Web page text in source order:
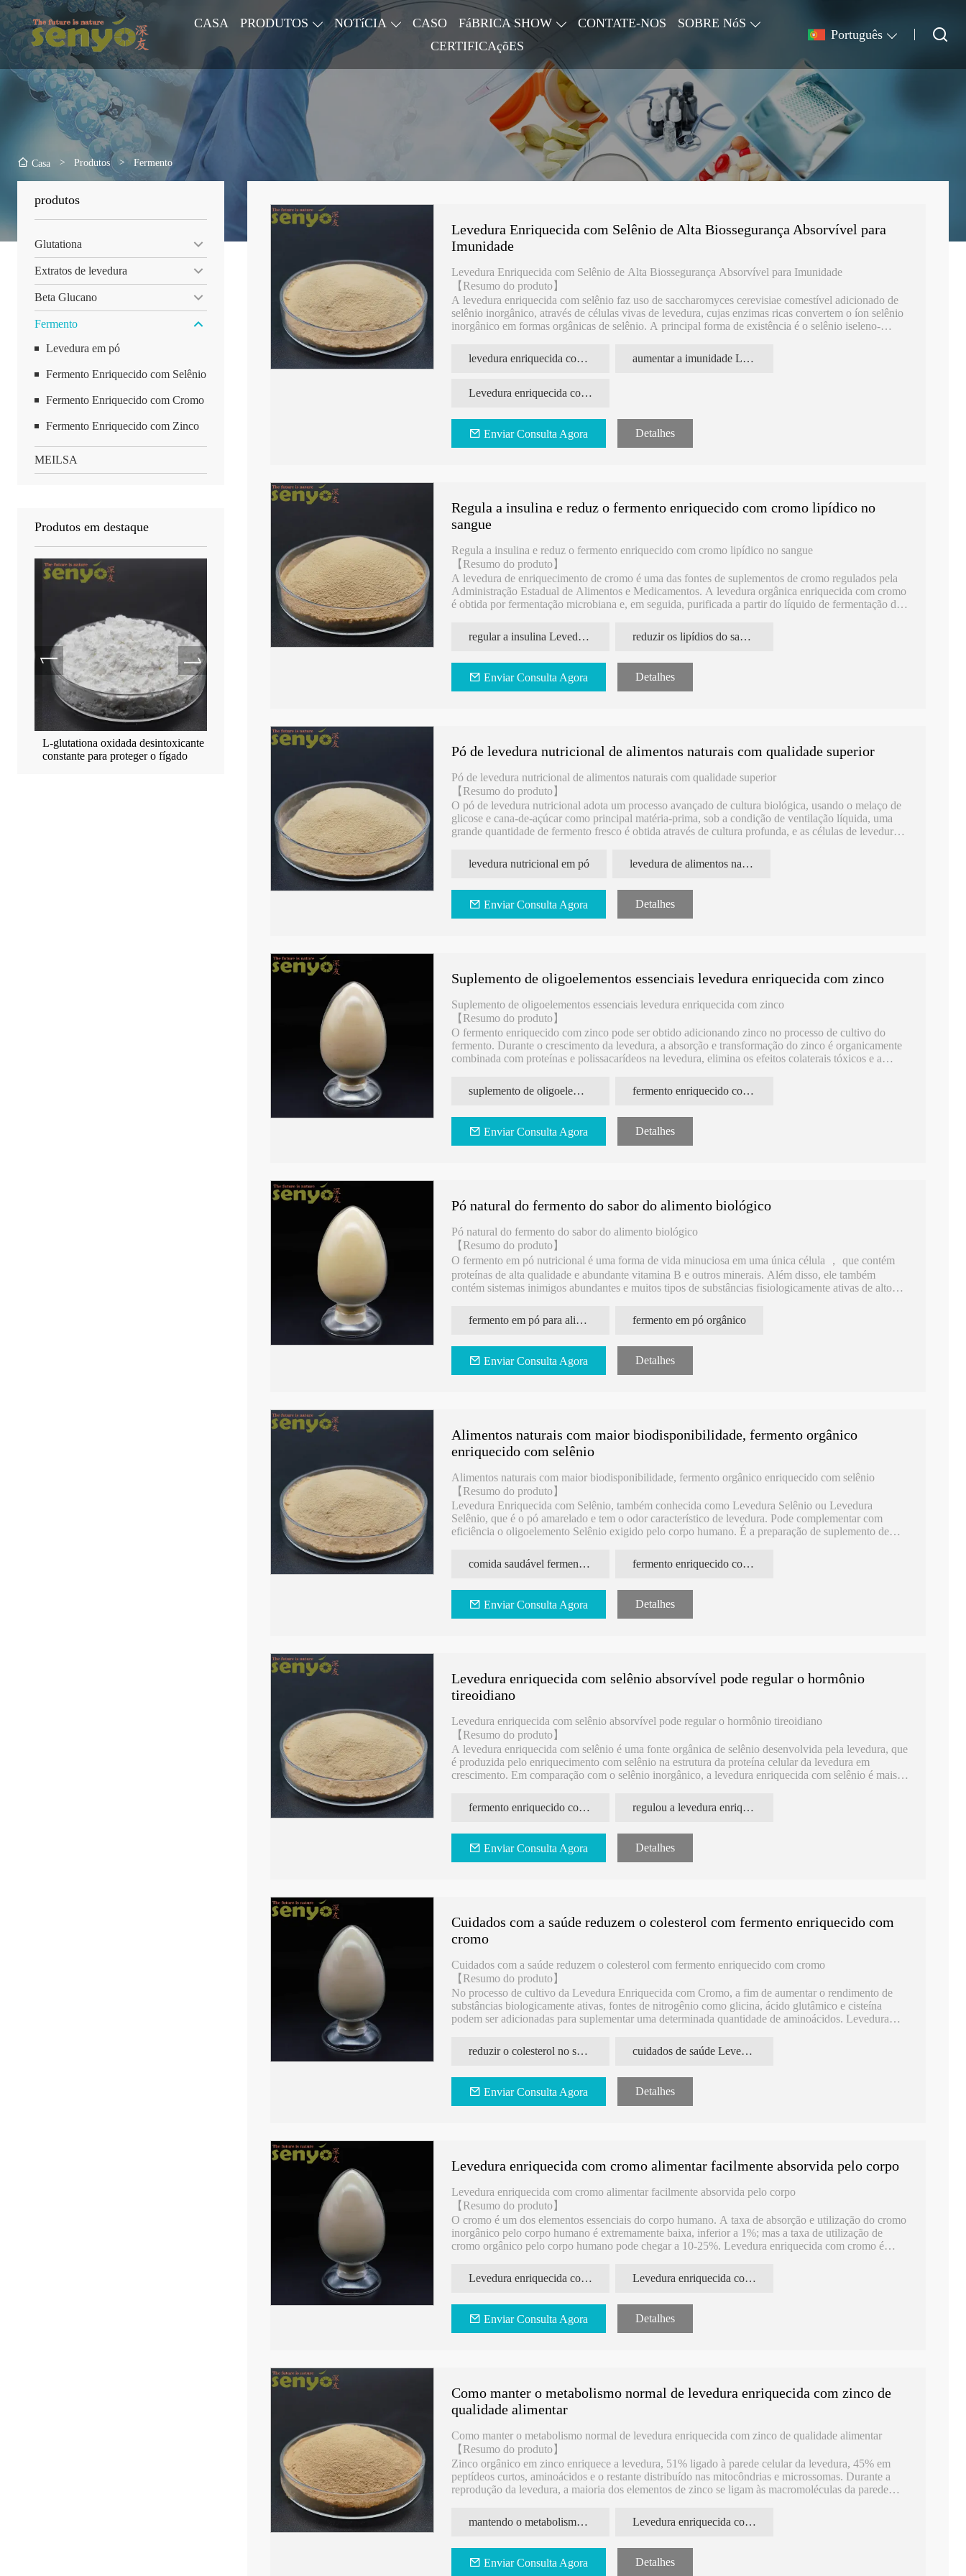
CASA PRODUTOS NOTíCIA CASO FáBRICA SHOW CONTATE-NOS
SOBRE NóS
CERTIFICAçõES
Português
Casa > Produtos > Fermento
produtos
Glutationa
Extratos de levedura
Beta Glucano
Fermento
Levedura em pó
Fermento Enriquecido com Selênio
Fermento Enriquecido com Cromo
Fermento Enriquecido com Zinco
MEILSA
Produtos em destaque
L-glutationa oxidada desintoxicante
constante para proteger o fígado
S-acetil-L-glutationa anti-
Inflamação Levedura Beta Glucan
de Alta Biossegurança Absorvível
Reduzido para Proteger o Fígado
Levedura Enriquecida com Selênio de Alta Biossegurança Absorvível para
Imunidade
Levedura Enriquecida com Selênio de Alta Biossegurança Absorvível para Imunidade
【Resumo do produto】
A levedura enriquecida com selênio faz uso de saccharomyces cerevisiae comestível adicionado de
selênio inorgânico, através de células vivas de levedura, cujas enzimas ricas convertem o íon selênio
inorgânico em formas orgânicas de selênio. A principal forma de existência é o selênio iseleno-
levedura enriquecida com selênio absorvível
aumentar a imunidade Levedura enriquecida com selênio
Levedura enriquecida com selênio de alta biossegurança
Enviar Consulta Agora Detalhes
Regula a insulina e reduz o fermento enriquecido com cromo lipídico no
sangue
Regula a insulina e reduz o fermento enriquecido com cromo lipídico no sangue
【Resumo do produto】
A levedura de enriquecimento de cromo é uma das fontes de suplementos de cromo regulados pela
Administração Estadual de Alimentos e Medicamentos. A levedura orgânica enriquecida com cromo
é obtida por fermentação microbiana e, em seguida, purificada a partir do líquido de fermentação da
biodisponível.
regular a insulina Levedura enriquecida com cromo reduzir os lipídios do sangue Levedura enriquecida com cromo
Enviar Consulta Agora Detalhes
Pó de levedura nutricional de alimentos naturais com qualidade superior
Pó de levedura nutricional de alimentos naturais com qualidade superior
【Resumo do produto】
O pó de levedura nutricional adota um processo avançado de cultura biológica, usando o melaço de
glicose e cana-de-açúcar como principal matéria-prima, sob a condição de ventilação líquida, uma
grande quantidade de fermento fresco é obtida através de cultura profunda, e as células de levedura
especial.
levedura nutricional em pó levedura de alimentos naturais em pó
Enviar Consulta Agora Detalhes
Suplemento de oligoelementos essenciais levedura enriquecida com zinco
Suplemento de oligoelementos essenciais levedura enriquecida com zinco
【Resumo do produto】
O fermento enriquecido com zinco pode ser obtido adicionando zinco no processo de cultivo do
fermento. Durante o crescimento da levedura, a absorção e transformação do zinco é organicamente
combinada com proteínas e polissacarídeos na levedura, elimina os efeitos colaterais tóxicos e a
corpo humano de maneira mais eficiente e segura.
suplemento de oligoelementos essenciais Levedura enriquecida com zinco fermento enriquecido com zinco orgânico
Enviar Consulta Agora Detalhes
Pó natural do fermento do sabor do alimento biológico
Pó natural do fermento do sabor do alimento biológico
【Resumo do produto】
O fermento em pó nutricional é uma forma de vida minuciosa em uma única célula ， que contém
proteínas de alta qualidade e abundante vitamina B e outros minerais. Além disso, ele também
contém sistemas inimigos abundantes e muitos tipos de substâncias fisiologicamente ativas de alto
fermento em pó para alimentos
fermento em pó orgânico
Enviar Consulta Agora Detalhes
Alimentos naturais com maior biodisponibilidade, fermento orgânico
enriquecido com selênio
Alimentos naturais com maior biodisponibilidade, fermento orgânico enriquecido com selênio
【Resumo do produto】
Levedura Enriquecida com Selênio, também conhecida como Levedura Selênio ou Levedura
Selênio, que é o pó amarelado e tem o odor característico de levedura. Pode complementar com
eficiência o oligoelemento Selênio exigido pelo corpo humano. É a preparação de suplemento de
comida saudável fermento enriquecido com selênio
fermento enriquecido com selênio orgânico
Enviar Consulta Agora Detalhes
Levedura enriquecida com selênio absorvível pode regular o hormônio
tireoidiano
Levedura enriquecida com selênio absorvível pode regular o hormônio tireoidiano
【Resumo do produto】
A levedura enriquecida com selênio é uma fonte orgânica de selênio desenvolvida pela levedura, que
é produzida pelo enriquecimento com selênio na estrutura da proteína celular da levedura em
crescimento. Em comparação com o selênio inorgânico, a levedura enriquecida com selênio é mais
fermento enriquecido com selênio absorvível
regulou a levedura enriquecida com hormônio da tireoide e selênio
Enviar Consulta Agora Detalhes
Cuidados com a saúde reduzem o colesterol com fermento enriquecido com
cromo
Cuidados com a saúde reduzem o colesterol com fermento enriquecido com cromo
【Resumo do produto】
No processo de cultivo da Levedura Enriquecida com Cromo, a fim de aumentar o rendimento de
substâncias biologicamente ativas, fontes de nitrogênio como glicina, ácido glutâmico e cisteína
podem ser adicionadas para suplementar uma determinada quantidade de aminoácidos. Levedura
efeitos colaterais tóxicos, melhora os efeitos biológicos da insulina e atua melhor na regulação do
açúcar no sangue, diminuindo a gordura e o colesterol.
reduzir o colesterol no sangue Levedura enriquecida com cromo cuidados de saúde Levedura enriquecida com cromo
Enviar Consulta Agora Detalhes
Levedura enriquecida com cromo alimentar facilmente absorvida pelo corpo
Levedura enriquecida com cromo alimentar facilmente absorvida pelo corpo
【Resumo do produto】
O cromo é um dos elementos essenciais do corpo humano. A taxa de absorção e utilização do cromo
inorgânico pelo corpo humano é extremamente baixa, inferior a 1%; mas a taxa de utilização de
cromo orgânico pelo corpo humano pode chegar a 10-25%. Levedura enriquecida com cromo é
inorgânico em cromo orgânico. Finalmente, se forma através do abundante sistema de enzimas em
células de levedura vivas.
Levedura enriquecida com cromo de qualidade alimentar Levedura enriquecida com cromo facilmente absorvida pelo corpo
Enviar Consulta Agora Detalhes
Como manter o metabolismo normal de levedura enriquecida com zinco de
qualidade alimentar
Como manter o metabolismo normal de levedura enriquecida com zinco de qualidade alimentar
【Resumo do produto】
Zinco orgânico em zinco enriquece a levedura, 51% ligado à parede celular da levedura, 45% em
peptídeos curtos, aminoácidos e o restante distribuído nas mitocôndrias e microssomas. Durante a
reprodução da levedura, a maioria dos elementos de zinco se ligam às macromoléculas da parede
zinco inorgânico.
mantendo o metabolismo normal Levedura enriquecida com zinco Levedura enriquecida com zinco de grau alimentício
Enviar Consulta Agora Detalhes